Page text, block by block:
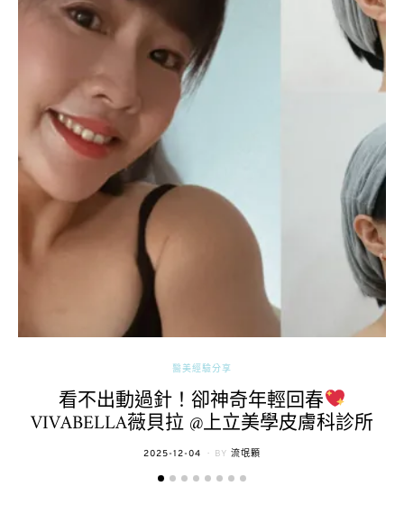
醫美經驗分享
看不出動過針！卻神奇年輕回春
VIVABELLA薇貝拉 @上立美學皮膚科診所
POSTED
2025-12-04 BY 流氓顆